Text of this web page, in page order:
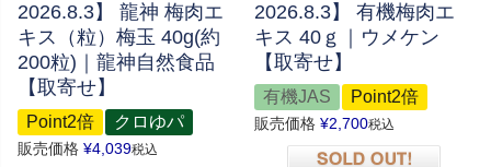
2026.8.3】 龍神 梅肉エ
キス（粒）梅玉 40g(約
200粒)｜龍神自然食品
【取寄せ】
Point2倍 クロゆパ
販売価格 ¥4,039税込
2026.8.3】 有機梅肉エ
キス 40ｇ｜ウメケン
【取寄せ】
有機JAS Point2倍
販売価格 ¥2,700税込